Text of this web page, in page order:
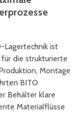
Lagertechnik ist
die strukturierte
Montage
BITO
Behälter klare
Materialflüsse